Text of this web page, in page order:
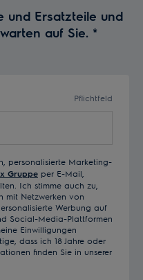
und Ersatzteile und
auf Sie. *
Pflichtfeld
personalisierte Marketing-
Gruppe per E-Mail,
Ich stimme auch zu,
mit Netzwerken von
Werbung auf
Social-Media-Plattformen
Einwilligungen
dass ich 18 Jahre oder
finden Sie in unserer